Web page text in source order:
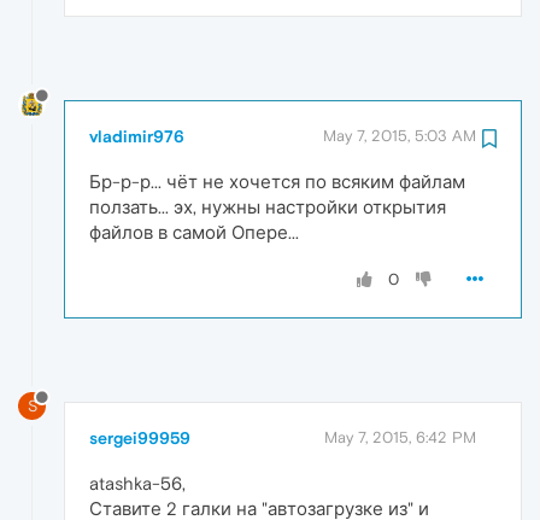
vladimir976 May 7, 2015, 5:03 AM
Бр-р-р... чёт не хочется по всяким файлам
ползать... эх, нужны настройки открытия
файлов в самой Опере...
0
S
sergei99959 May 7, 2015, 6:42 PM
atashka-56,
Ставите 2 галки на "автозагрузке из" и